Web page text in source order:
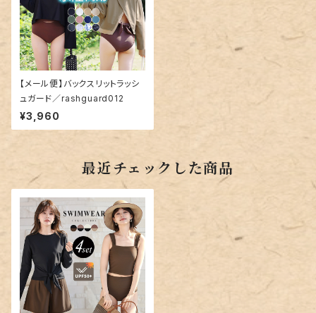
【メール便】バックスリットラッシ
ュガード／rashguard012
¥3,960
最近チェックした商品